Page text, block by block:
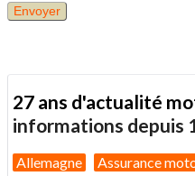
27 ans d'actualité
informations depuis
Allemagne Assurance